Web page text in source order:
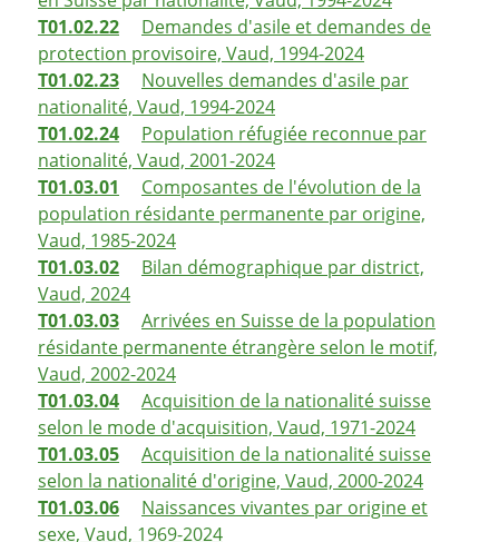
T01.02.22
Demandes d'asile et demandes de
protection provisoire, Vaud, 1994-2024
T01.02.23
Nouvelles demandes d'asile par
nationalité, Vaud, 1994-2024
T01.02.24
Population réfugiée reconnue par
nationalité, Vaud, 2001-2024
T01.03.01
Composantes de l'évolution de la
population résidante permanente par origine,
Vaud, 1985-2024
T01.03.02
Bilan démographique par district,
Vaud, 2024
T01.03.03
Arrivées en Suisse de la population
résidante permanente étrangère selon le motif,
Vaud, 2002-2024
T01.03.04
Acquisition de la nationalité suisse
selon le mode d'acquisition, Vaud, 1971-2024
T01.03.05
Acquisition de la nationalité suisse
selon la nationalité d'origine, Vaud, 2000-2024
T01.03.06
Naissances vivantes par origine et
sexe, Vaud, 1969-2024